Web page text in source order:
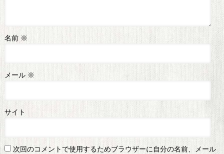
名前 ※
メール ※
サイト
次回のコメントで使用するためブラウザーに自分の名前、メール